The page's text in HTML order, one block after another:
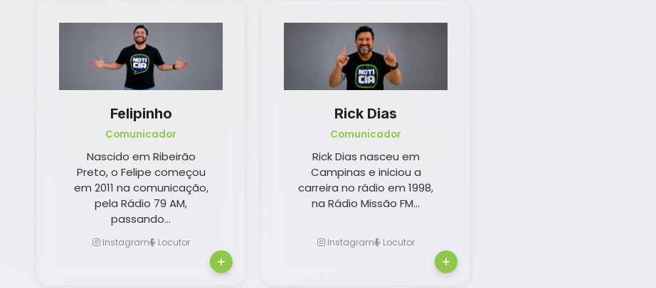
Felipinho
Comunicador
Nascido em Ribeirão
Preto, o Felipe começou
em 2011 na comunicação,
pela Rádio 79 AM,
passando...
Instagram Locutor
Rick Dias
Comunicador
Rick Dias nasceu em
Campinas e iniciou a
carreira no rádio em 1998,
na Rádio Missão FM...
Instagram Locutor